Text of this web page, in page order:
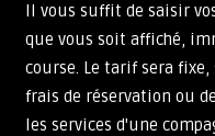
Il vous suffit de saisir
que vous soit affiché,
course. Le tarif sera
frais de réservation ou
les services d'une